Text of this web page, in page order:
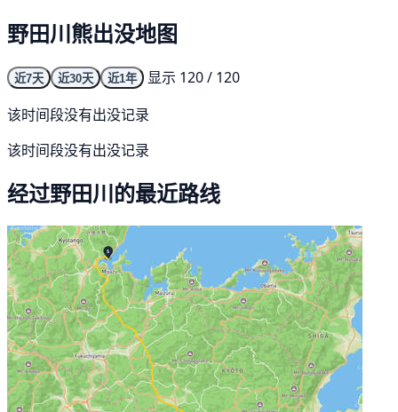
野田川熊出没地图
近7天 近30天 近1年
显示 120 / 120
该时间段没有出没记录
该时间段没有出没记录
经过野田川的最近路线